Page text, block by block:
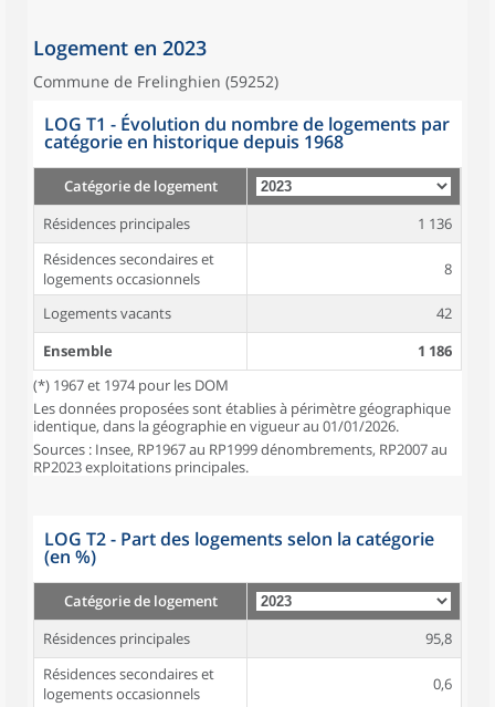
Logement en 2023
Commune de Frelinghien (59252)
LOG T1 - Évolution du nombre de logements par
catégorie en historique depuis 1968
Catégorie de logement
Résidences principales
1 136
Résidences secondaires et
logements occasionnels
8
Logements vacants
42
Ensemble
1 186
(*) 1967 et 1974 pour les DOM
Les données proposées sont établies à périmètre géographique
identique, dans la géographie en vigueur au 01/01/2026.
Sources : Insee, RP1967 au RP1999 dénombrements, RP2007 au
RP2023 exploitations principales.
LOG T2 - Part des logements selon la catégorie
(en %)
Catégorie de logement
Résidences principales
95,8
Résidences secondaires et
logements occasionnels
0,6